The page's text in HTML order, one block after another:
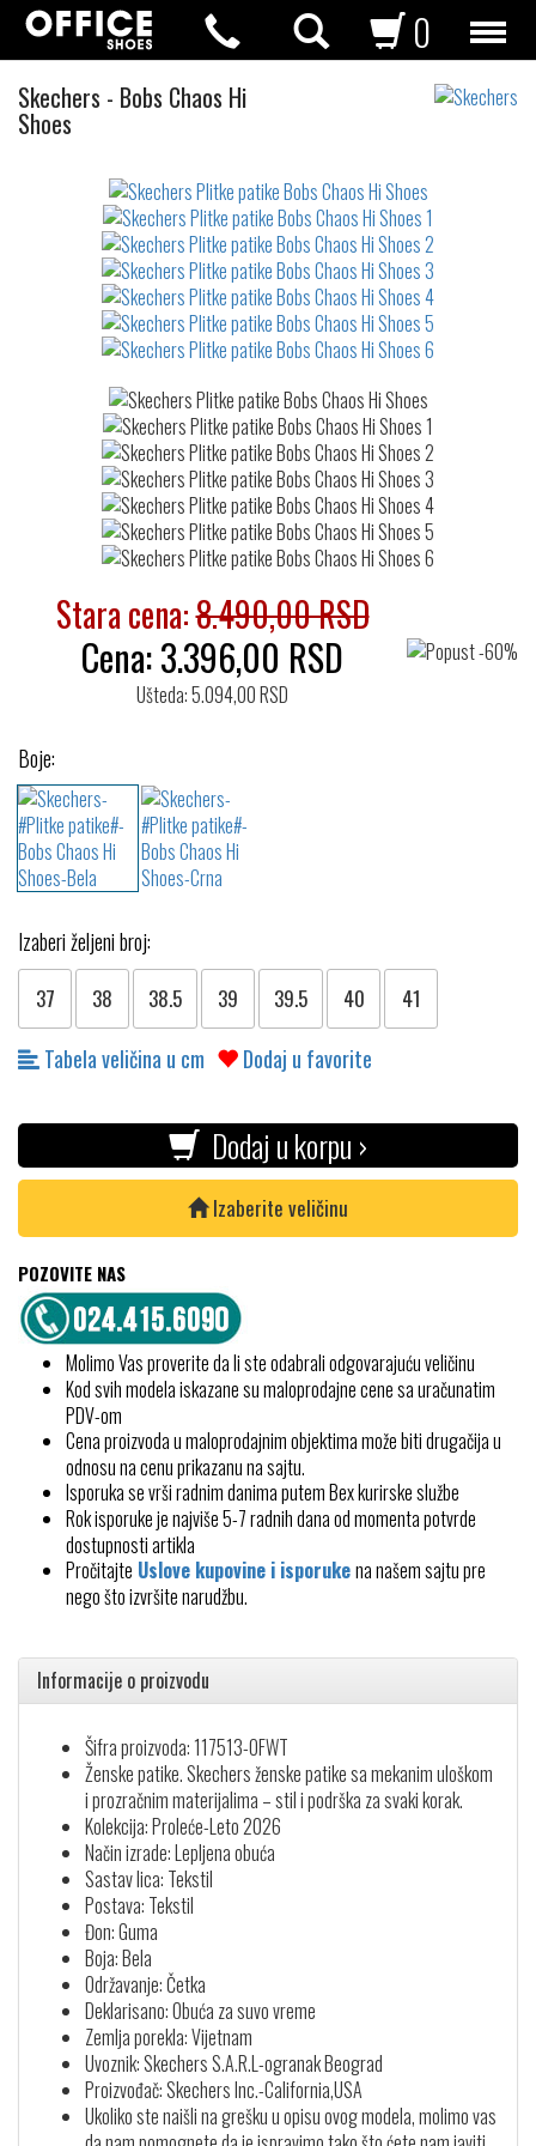
0
Skechers Plitke
- Bobs Chaos Hi
Shoes
waterrepellent
Stara cena:8.490,00 RSD
Cena:3.396,00 RSD
Ušteda: 5.094,00 RSD
Boje:
Izaberi željeni broj:
37 38 38.5 39 39.5 40 41
Tabela veličina u cm Dodaj u favorite
Dodaj u korpu ›
Izaberite veličinu
POZOVITE NAS
Molimo Vas proverite da li ste odabrali odgovarajuću veličinu
Kod svih modela iskazane su maloprodajne cene sa uračunatim
PDV-om
Cena proizvoda u maloprodajnim objektima može biti drugačija u
odnosu na cenu prikazanu na sajtu.
Isporuka se vrši radnim danima putem Bex kurirske službe
Rok isporuke je najviše 5-7 radnih dana od momenta potvrde
dostupnosti artikla
Pročitajte Uslove kupovine i isporukena našem sajtu pre
nego što izvršite narudžbu.
Informacije o proizvodu
Šifra proizvoda: 117513-OFWT
Ženske patike. Skechers ženske patike sa mekanim uloškom
i prozračnim materijalima – stil i podrška za svaki korak.
Kolekcija: Proleće-Leto 2026
Način izrade: Lepljena obuća
Sastav lica: Tekstil
Postava: Tekstil
Đon: Guma
Boja: Bela
Održavanje: Četka
Deklarisano: Obuća za suvo vreme
Zemlja porekla: Vijetnam
Uvoznik: Skechers S.A.R.L-ogranak Beograd
Proizvođač: Skechers Inc.-California,USA
Ukoliko ste naišli na grešku u opisu ovog modela, molimo vas